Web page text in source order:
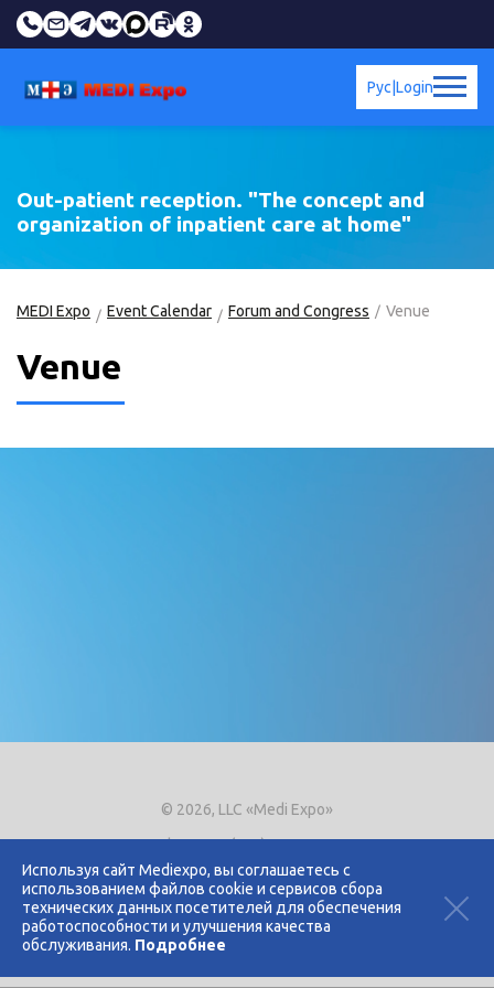
Используя сайт Mediexpo, вы соглашаетесь с
использованием файлов cookie и сервисов сбора
технических данных посетителей для обеспечения
работоспособности и улучшения качества
обслуживания. Подробнее
Login
Рус
Out-patient reception. "The concept and
organization of inpatient care at home"
MEDI Expo Event Calendar Forum and Congress Venue
Venue
© 2026, LLC «Medi Expo»
Phone.+7 (495) 721-8866
E-mail:expo@mediexpo.ru
Контакты
Политика использования cookies
Политика конфиденциальности